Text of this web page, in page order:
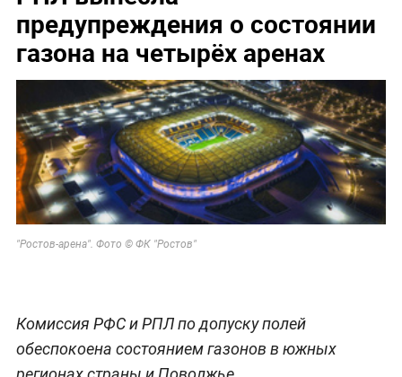
предупреждения о состоянии
газона на четырёх аренах
"Ростов-арена". Фото © ФК "Ростов"
Комиссия РФС и РПЛ по допуску полей
обеспокоена состоянием газонов в южных